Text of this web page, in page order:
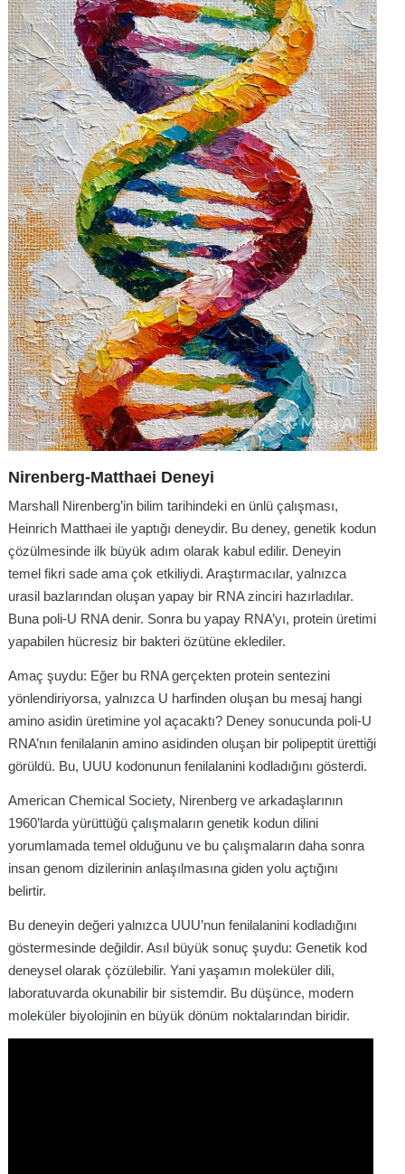
Nirenberg-Matthaei Deneyi
Marshall Nirenberg’in bilim tarihindeki en ünlü çalışması,
Heinrich Matthaei ile yaptığı deneydir. Bu deney, genetik kodun
çözülmesinde ilk büyük adım olarak kabul edilir. Deneyin
temel fikri sade ama çok etkiliydi. Araştırmacılar, yalnızca
urasil bazlarından oluşan yapay bir RNA zinciri hazırladılar.
Buna poli-U RNA denir. Sonra bu yapay RNA’yı, protein üretimi
yapabilen hücresiz bir bakteri özütüne eklediler.
Amaç şuydu: Eğer bu RNA gerçekten protein sentezini
yönlendiriyorsa, yalnızca U harfinden oluşan bu mesaj hangi
amino asidin üretimine yol açacaktı? Deney sonucunda poli-U
RNA’nın fenilalanin amino asidinden oluşan bir polipeptit ürettiği
görüldü. Bu, UUU kodonunun fenilalanini kodladığını gösterdi.
American Chemical Society, Nirenberg ve arkadaşlarının
1960’larda yürüttüğü çalışmaların genetik kodun dilini
yorumlamada temel olduğunu ve bu çalışmaların daha sonra
insan genom dizilerinin anlaşılmasına giden yolu açtığını
belirtir.
Bu deneyin değeri yalnızca UUU’nun fenilalanini kodladığını
göstermesinde değildir. Asıl büyük sonuç şuydu: Genetik kod
deneysel olarak çözülebilir. Yani yaşamın moleküler dili,
laboratuvarda okunabilir bir sistemdir. Bu düşünce, modern
moleküler biyolojinin en büyük dönüm noktalarından biridir.